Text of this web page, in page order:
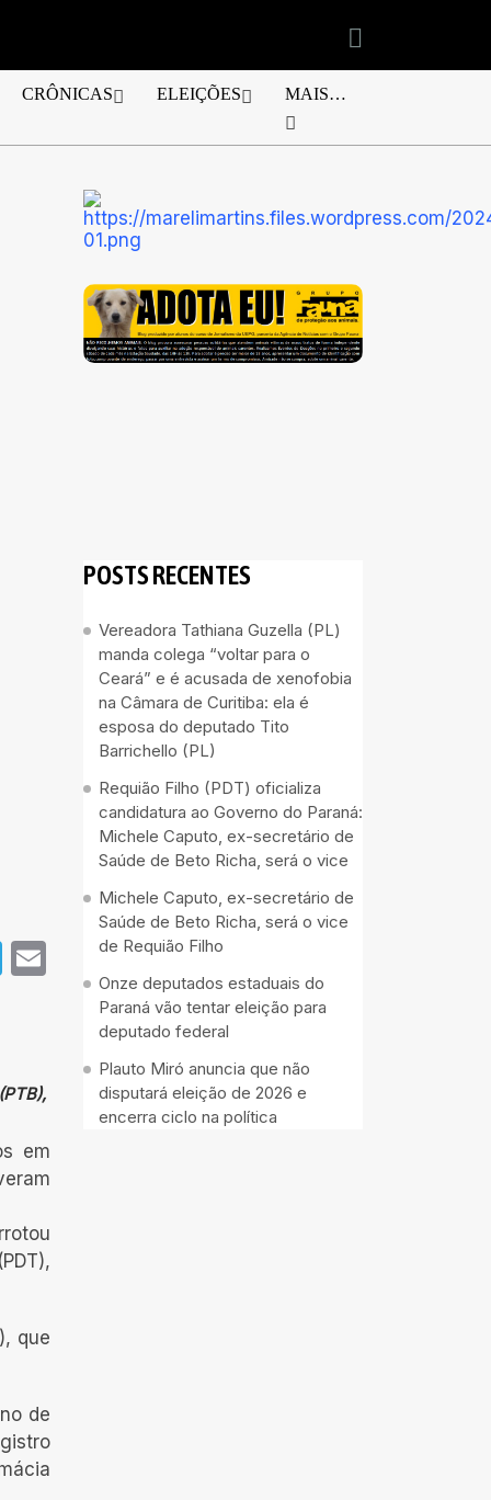
CRÔNICAS ELEIÇÕES MAIS…
Telegram
Email
em
que
de
POSTS RECENTES
Vereadora Tathiana Guzella (PL)
manda colega “voltar para o
Ceará” e é acusada de xenofobia
na Câmara de Curitiba: ela é
esposa do deputado Tito
Barrichello (PL)
Requião Filho (PDT) oficializa
candidatura ao Governo do Paraná:
Michele Caputo, ex-secretário de
Saúde de Beto Richa, será o vice
Michele Caputo, ex-secretário de
Saúde de Beto Richa, será o vice
de Requião Filho
Onze deputados estaduais do
Paraná vão tentar eleição para
deputado federal
Plauto Miró anuncia que não
disputará eleição de 2026 e
encerra ciclo na política